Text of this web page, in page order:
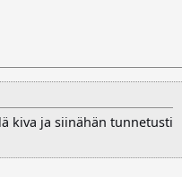
kiva ja siinähän tunnetusti